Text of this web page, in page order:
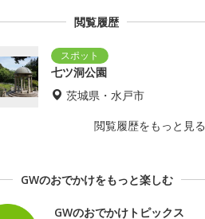
閲覧履歴
七ツ洞公園
茨城県・水戸市
閲覧履歴をもっと見る
GWのおでかけをもっと楽しむ
GWのおでかけトピックス